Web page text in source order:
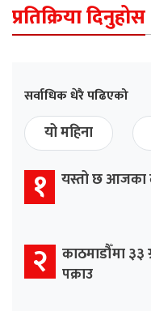
प्रतिक्रिया दिनुहोस
सर्वाधिक धेरै पढिएको
यो महिना
१ यस्तो छ आजका
२ काठमाडौँमा ३३
पक्राउ